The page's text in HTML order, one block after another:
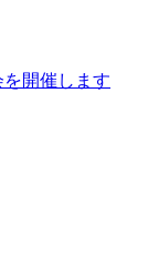
開催します